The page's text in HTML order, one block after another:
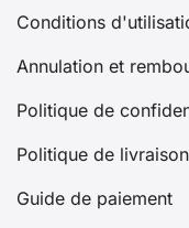
Conditions
Annulation et
Politique de
Politique de livraison
Guide de paiement